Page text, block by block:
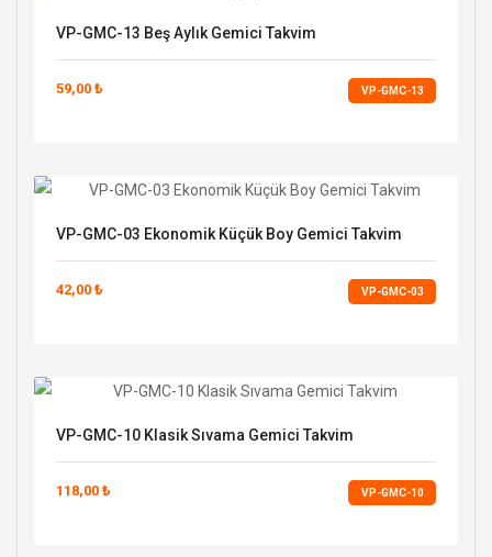
VP-GMC-13 Beş Aylık Gemici Takvim
59,00 ₺ VP-GMC-13
VP-GMC-03 Ekonomik Küçük Boy Gemici Takvim
42,00 ₺ VP-GMC-03
VP-GMC-10 Klasik Sıvama Gemici Takvim
118,00 ₺ VP-GMC-10